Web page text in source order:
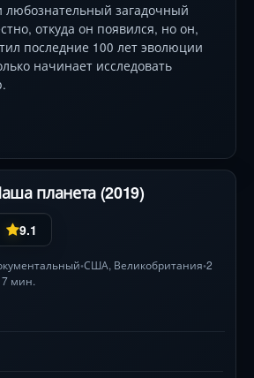
загадочный
откуда он появился, но он,
последние 100 лет эволюции
начинает исследовать
планета (2019)
9.1
•США, Великобритания•2
7 мин.